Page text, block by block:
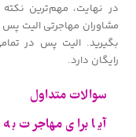
در نهایت، مهم‌ترین
مشاوران مهاجرتی الیت پس
بگیرید. الیت پس در
رایگان دارد.
سوالات متداول
آیا برای مهاجرت به